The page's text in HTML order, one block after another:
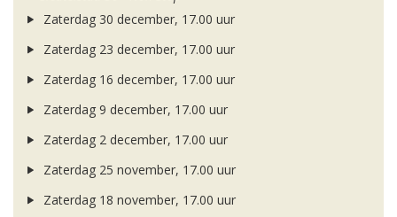
Zaterdag 30 december, 17.00 uur
Zaterdag 23 december, 17.00 uur
Zaterdag 16 december, 17.00 uur
Zaterdag 9 december, 17.00 uur
Zaterdag 2 december, 17.00 uur
Zaterdag 25 november, 17.00 uur
Zaterdag 18 november, 17.00 uur